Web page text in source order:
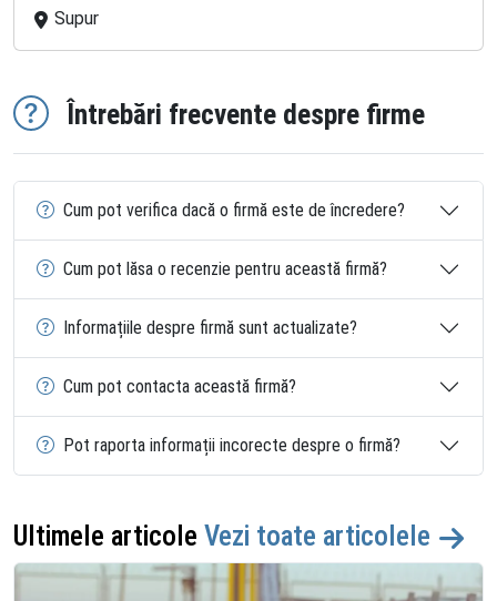
Supur
Întrebări frecvente despre firme
Cum pot verifica dacă o firmă este de încredere?
Cum pot lăsa o recenzie pentru această firmă?
Informațiile despre firmă sunt actualizate?
Cum pot contacta această firmă?
Pot raporta informații incorecte despre o firmă?
Ultimele articole Vezi toate articolele